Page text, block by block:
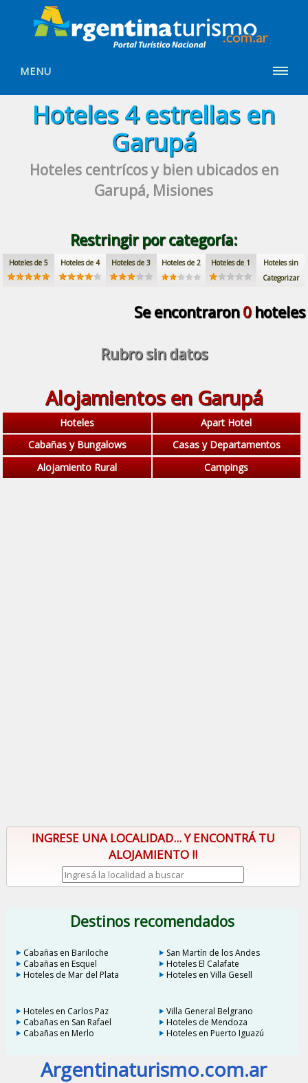
MENU
Hoteles4 estrellasen
Garupá
Hoteles centrícos y bien ubicadosen
Garupá, Misiones
Restringir por categoría:
Hoteles de 5 Hoteles de 4 Hoteles de 3 Hoteles de 2 Hoteles de 1
Hoteles sin
Categorizar
Se encontraron0hoteles
Rubro sin datos
Alojamientos en Garupá
Hoteles
Apart Hotel
Cabañas y Bungalows
Casas y Departamentos
Alojamiento Rural
Campings
INGRESE UNA LOCALIDAD... Y ENCONTRÁ TU
ALOJAMIENTO !!
Destinos recomendados
Cabañas en Bariloche
San Martín de los Andes
Cabañas en Esquel
Hoteles El Calafate
Hoteles de Mar del Plata
Hoteles en Villa Gesell
Hoteles en Carlos Paz
Villa General Belgrano
Cabañas en San Rafael
Hoteles de Mendoza
Cabañas en Merlo
Hoteles en Puerto Iguazú
Argentinaturismo.com.ar